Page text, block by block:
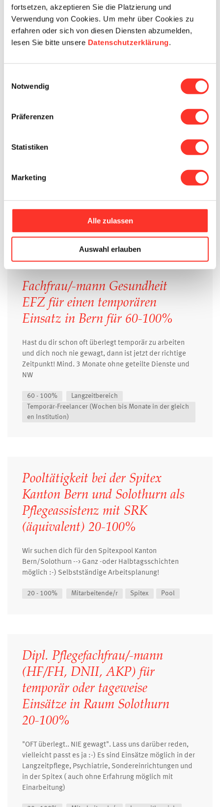
fortsetzen, akzeptieren Sie die Platzierung und
Verwendung von Cookies. Um mehr über Cookies zu
erfahren oder sich von diesen Diensten abzumelden,
lesen Sie bitte unsere Datenschutzerklärung.
Notwendig
Präferenzen
Statistiken
Marketing
Alle zulassen
Auswahl erlauben
für temporär Einsätze im Raum
Bern 20-100%
Für verschiedene Institutionen in der Langzeitpflege,
Spitex und Psychiatrie suchen wir eine
Arbeitsmöglichkeiten? Wir bieten dir tageweise oder
längerfristige Einsätze, abgestimmt auf deine
20 - 100%
Fachfrau/-mann Gesundheit
EFZ für einen temporären
Einsatz in Bern für 60-100%
Hast du dir schon oft überlegt temporär zu arbeiten
und dich noch nie gewagt, dann ist jetzt der richtige
Zeitpunkt! Mind. 3 Monate ohne geteilte Dienste und
NW
60 - 100%
Langzeitbereich
Temporär-Freelancer (Wochen bis Monate in der gleich
en Institution)
Pooltätigkeit bei der Spitex
Kanton Bern und Solothurn als
Pflegeassistenz mit SRK
(äquivalent) 20-100%
Wir suchen dich für den Spitexpool Kanton
Bern/Solothurn --> Ganz -oder Halbtagsschichten
möglich :-) Selbstständige Arbeitsplanung!
20 - 100% Mitarbeitende/r Spitex Pool
Dipl. Pflegefachfrau/-mann
(HF/FH, DNII, AKP) für
temporär oder tageweise
Einsätze in Raum Solothurn
20-100%
"OFT überlegt.. NIE gewagt". Lass uns darüber reden,
vielleicht passt es ja :-) Es sind Einsätze möglich in der
Langzeitpflege, Psychiatrie, Sondereinrichtungen und
in der Spitex ( auch ohne Erfahrung möglich mit
Einarbeitung)